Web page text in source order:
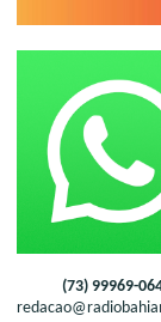
(73) 99969-